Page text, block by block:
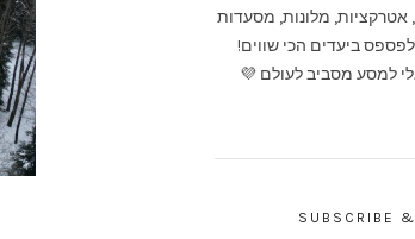
אטרקציות, מלונות, מסעדות
ביעדים הכי שווים!
למסע מסביב לעולם 💜
SUBSCRIBE